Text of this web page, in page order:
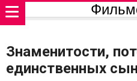
Знаменитости,
единственных